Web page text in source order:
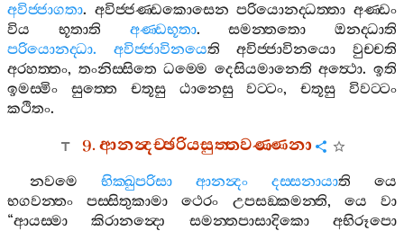
අවිජ‍්ජාගතා. අවිජ‍්ජණ‍්ඩකොසෙන පරියොනද‍්ධත‍්තා අණ‍්ඩං
විය
භූතාති අණ‍්ඩභූතා.සමන‍්තතො
ඔනද‍්ධාති
පරියොනද‍්ධා. අවිජ‍්ජාවිනයෙති අවිජ‍්ජාවිනයො
වුච‍්චති
අරහත‍්තං, තංනිස‍්සිතෙ ධම‍්මෙ දෙසියමානෙති අත්‍ථො.ඉති
ඉමස‍්මිං
සුත‍්තෙ චතූසු ඨානෙසු වට‍්ටං,චතූසු
විවට‍්ටං
කථිතං.
9.ආනන්‍දච‍්ඡරියසුත‍්තවණ‍්ණනා
නවමෙ භික‍්ඛුපරිසා ආනන්‍දං දස‍්සනායාති
යෙ
භගවන‍්තං
පස‍්සිතුකාමා ථෙරං උපසඞ‍්කමන‍්ති, යෙ
වා
“ආයස‍්මා කිරානන්‍දො සමන‍්තපාසාදිකො
අභිරූපො